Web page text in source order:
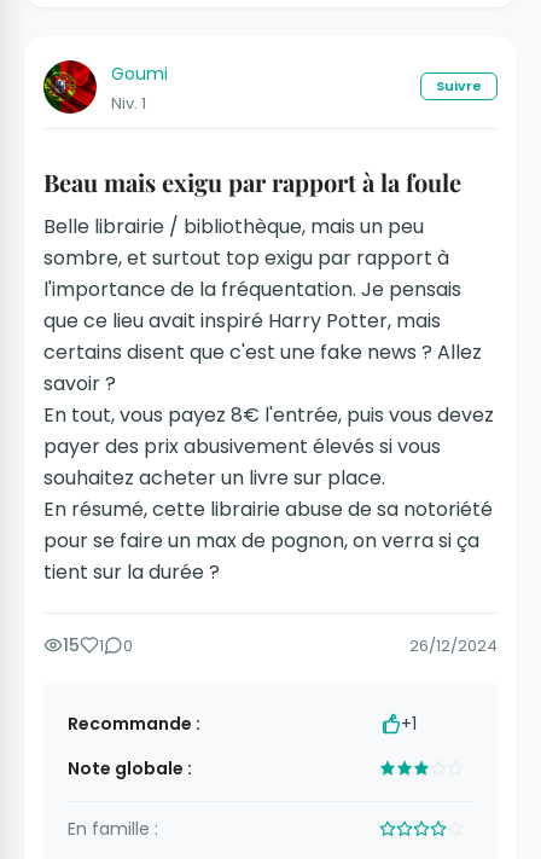
Goumi
Niv. 1
Suivre
Beau mais exigu par rapport à la foule
Belle librairie / bibliothèque, mais un peu
sombre, et surtout top exigu par rapport à
l'importance de la fréquentation. Je pensais
que ce lieu avait inspiré Harry Potter, mais
certains disent que c'est une fake news ? Allez
savoir ?
En tout, vous payez 8€ l'entrée, puis vous devez
payer des prix abusivement élevés si vous
souhaitez acheter un livre sur place.
En résumé, cette librairie abuse de sa notoriété
pour se faire un max de pognon, on verra si ça
tient sur la durée ?
15 1 0 26/12/2024
Recommande :
+1
Note globale :
En famille :